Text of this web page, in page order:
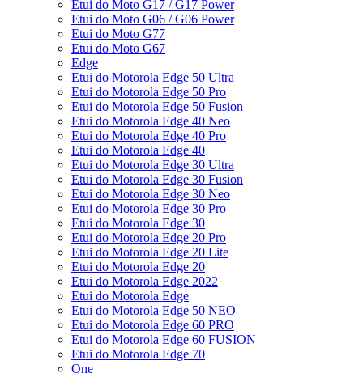
Etui do Moto G17 / G17 Power
Etui do Moto G06 / G06 Power
Etui do Moto G77
Etui do Moto G67
Edge
Etui do Motorola Edge 50 Ultra
Etui do Motorola Edge 50 Pro
Etui do Motorola Edge 50 Fusion
Etui do Motorola Edge 40 Neo
Etui do Motorola Edge 40 Pro
Etui do Motorola Edge 40
Etui do Motorola Edge 30 Ultra
Etui do Motorola Edge 30 Fusion
Etui do Motorola Edge 30 Neo
Etui do Motorola Edge 30 Pro
Etui do Motorola Edge 30
Etui do Motorola Edge 20 Pro
Etui do Motorola Edge 20 Lite
Etui do Motorola Edge 20
Etui do Motorola Edge 2022
Etui do Motorola Edge
Etui do Motorola Edge 50 NEO
Etui do Motorola Edge 60 PRO
Etui do Motorola Edge 60 FUSION
Etui do Motorola Edge 70
One